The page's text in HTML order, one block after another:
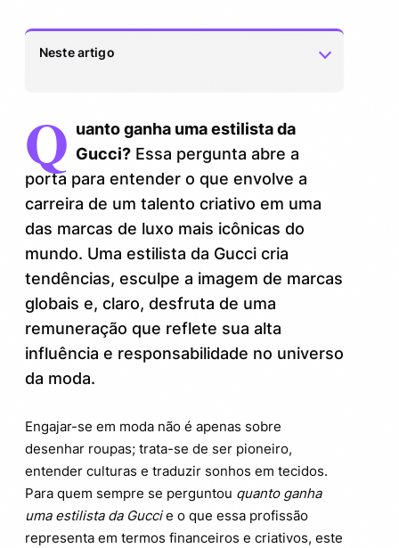
Neste artigo
Gucci
1.1. Fatores que influenciam o salário de
uma estilista na Gucci
2. Estilista da Gucci: Muito além do salário
2.1. Dicas para quem quer seguir essa
carreira
3.
Curiosidades que você (provavelmente)
não sabia sobre estilistas da Gucci
4.
Quanto ganha uma estilista da Gucci
4.1. Quer mais insights sobre profissões que
movimentam a cultura e economia?
Q uanto ganha uma estilista da
Gucci?Essa pergunta abre a
porta para entender o que envolve a
carreira de um talento criativo em uma
das marcas de luxo mais icônicas do
mundo. Uma estilista da Gucci cria
tendências, esculpe a imagem de marcas
globais e, claro, desfruta de uma
remuneração que reflete sua alta
influência e responsabilidade no universo
da moda.
Engajar-se em moda não é apenas sobre
desenhar roupas; trata-se de ser pioneiro,
entender culturas e traduzir sonhos em tecidos.
Para quem sempre se perguntou quanto ganha
uma estilista da Guccie o que essa profissão
representa em termos financeiros e criativos, este